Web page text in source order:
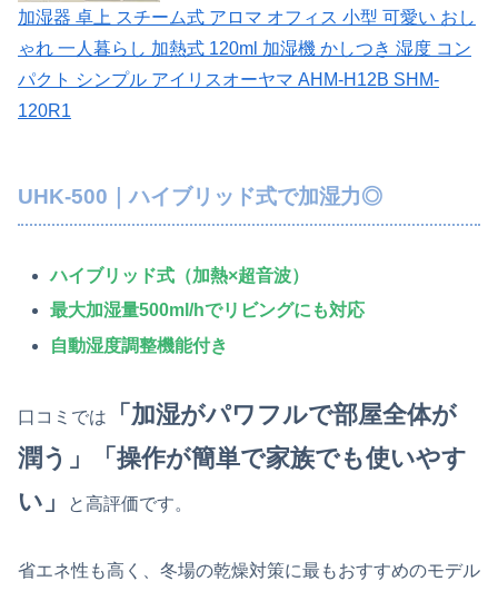
加湿器 卓上 スチーム式 アロマ オフィス 小型 可愛い おし
ゃれ 一人暮らし 加熱式 120ml 加湿機 かしつき 湿度 コン
パクト シンプル アイリスオーヤマ AHM-H12B SHM-
120R1
UHK-500｜ハイブリッド式で加湿力◎
ハイブリッド式（加熱×超音波）
最大加湿量500ml/hでリビングにも対応
自動湿度調整機能付き
口コミでは
「加湿がパワフルで部屋全体が
潤う」「操作が簡単で家族でも使いやす
い」
と高評価です。
省エネ性も高く、冬場の乾燥対策に最もおすすめのモデル